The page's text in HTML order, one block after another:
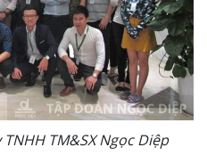
TM&SX Ngọc Diệp